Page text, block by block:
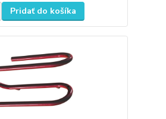
Pridať do košíka